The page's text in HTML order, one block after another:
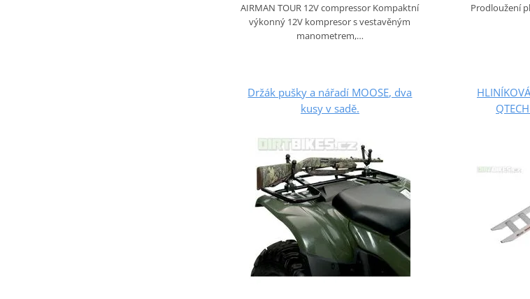
AIRMAN TOUR 12V compressor Kompaktní
výkonný 12V kompresor s vestavěným
manometrem,…
Prodloužení
Držák pušky a nářadí MOOSE, dva
kusy v sadě.